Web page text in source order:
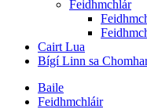
Feidhmchlár
Cairt Lua
Bígí Linn sa
Baile
Feidhmchláir